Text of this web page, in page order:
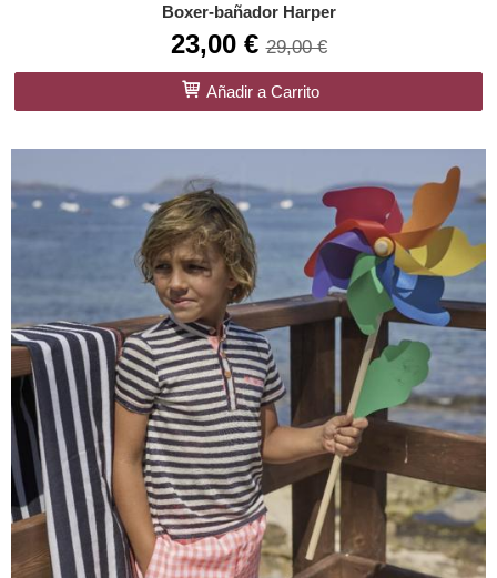
Boxer-bañador Harper
23,00 €29,00 €
Añadir a Carrito